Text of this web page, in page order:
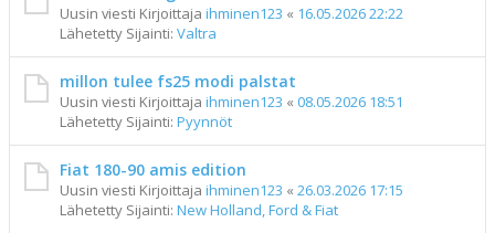
Uusin viesti Kirjoittaja ihminen123 « 16.05.2026 22:22
Lähetetty Sijainti: Valtra
millon tulee fs25 modi palstat
Uusin viesti Kirjoittaja ihminen123 « 08.05.2026 18:51
Lähetetty Sijainti: Pyynnöt
Fiat 180-90 amis edition
Uusin viesti Kirjoittaja ihminen123 « 26.03.2026 17:15
Lähetetty Sijainti: New Holland, Ford & Fiat